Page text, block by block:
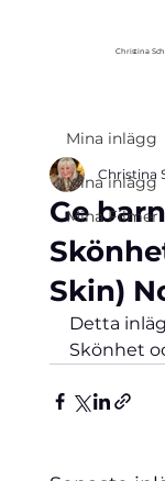
Christina
Mina inlägg
Mina Filmer
Mina inlägg
Ge
Skin)
Christina
Detta
Skönhet